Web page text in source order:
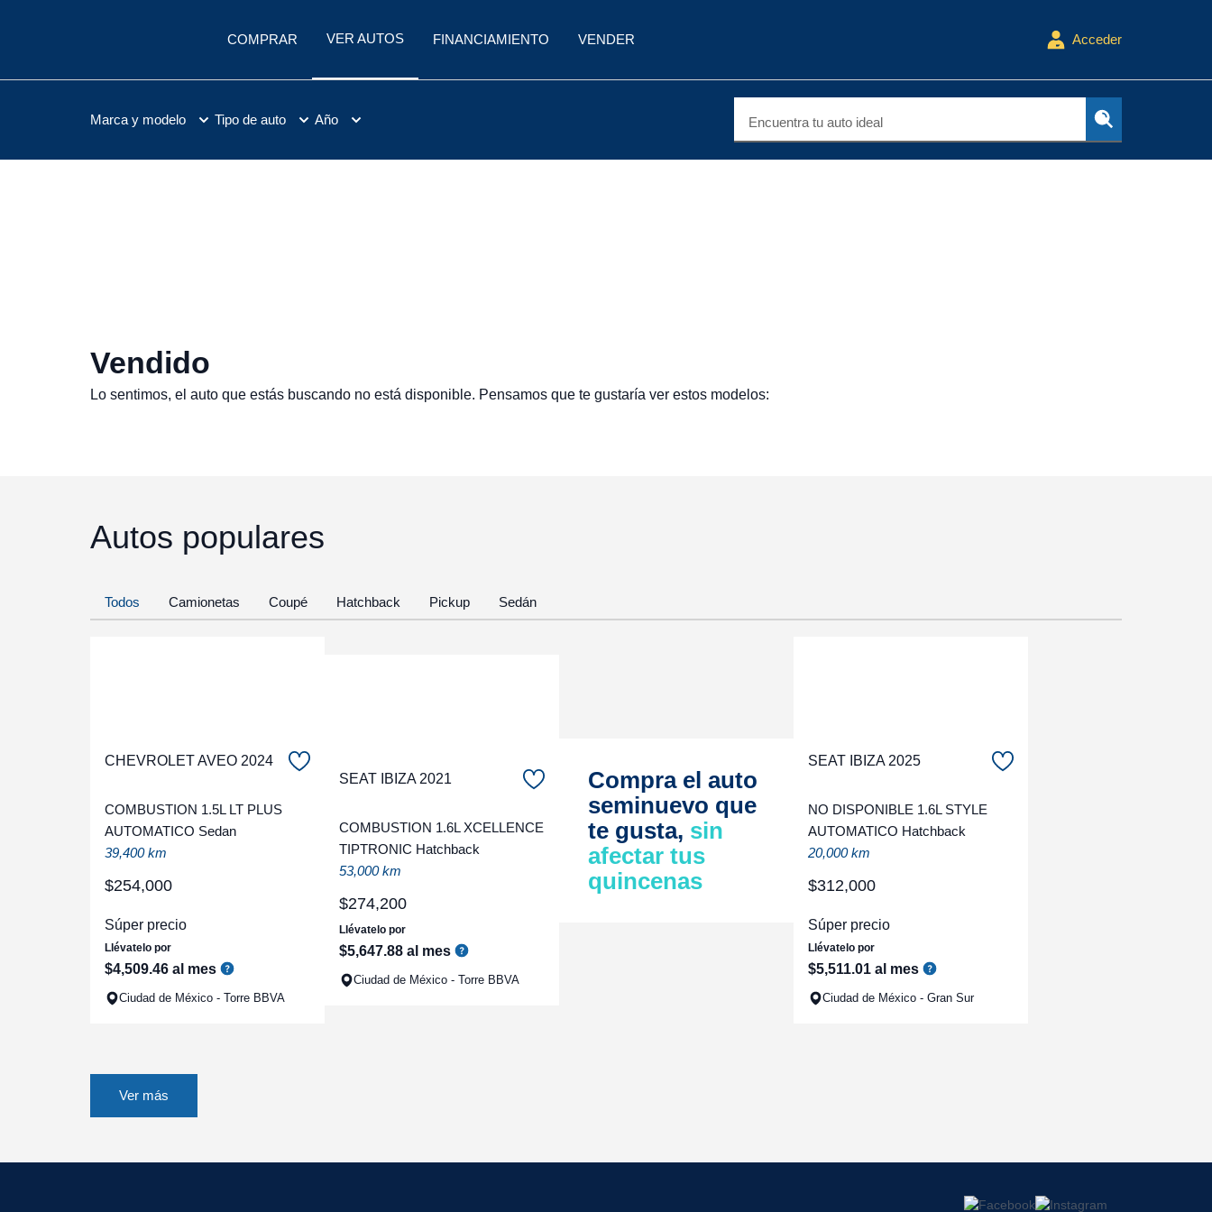
COMPRAR VER AUTOS FINANCIAMIENTO VENDER Acceder
Marca y modelo Tipo de auto Año Encuentra tu auto ideal
Vendido
Lo sentimos, el auto que estás buscando no está disponible. Pensamos que te gustaría ver estos modelos:
Autos populares
Todos Camionetas Coupé Hatchback Pickup Sedán
CHEVROLET AVEO 2024
COMBUSTION 1.5L LT PLUS
AUTOMATICO Sedan
39,400 km
$254,000
Súper precio
Llévatelo por
$4,509.46 al mes
Ciudad de México - Torre BBVA
SEAT IBIZA 2021
COMBUSTION 1.6L XCELLENCE
TIPTRONIC Hatchback
53,000 km
$274,200
Llévatelo por
$5,647.88 al mes
Ciudad de México - Torre BBVA
Compra el auto
seminuevo que
te gusta, sin
afectar tus
quincenas
SEAT IBIZA 2025
NO DISPONIBLE 1.6L STYLE
AUTOMATICO Hatchback
20,000 km
$312,000
Súper precio
Llévatelo por
$5,511.01 al mes
Ciudad de México - Gran Sur
Ver más